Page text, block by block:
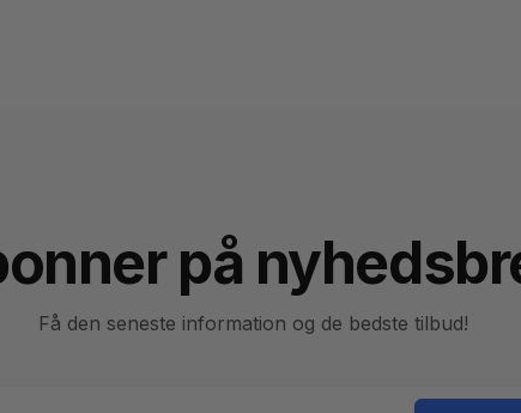
på
Få den seneste information og de bedste tilbud!